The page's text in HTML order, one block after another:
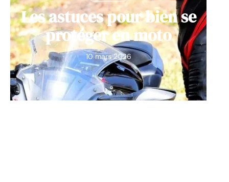
Les astuces pour bien se
protéger en moto
10 mars 2026